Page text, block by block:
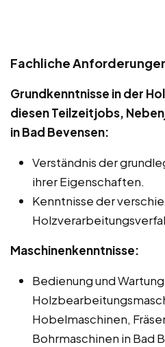
Fachliche
Grundkenntnisse in der
diesen Teilzeitjobs,
in Bad Bevensen:
Verständnis der
ihrer Eigenschaften.
Kenntnisse der
Maschinenkenntnisse:
Bedienung und
Hobelmaschinen,
Bohrmaschinen in Bad